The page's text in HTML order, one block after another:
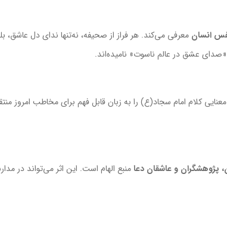
انسان معرفی می‌کند. هر فراز از صحیفه، نه‌تنها ندای دل
عشق در عالم ناسوت» نامیده‌اند.
کلام امام سجاد(ع) را به زبان قابل فهم برای مخاطب امروز منتقل
پژوهشگران و عاشقان دعا منبع الهام است. این اثر می‌تواند در